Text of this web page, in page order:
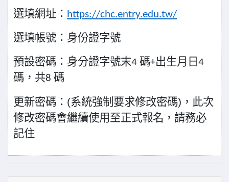
選填網址： https://chc.entry.edu.tw/
選填帳號：身份證字號
預設密碼：身分證字號末4 碼+出生月日 4
碼，共8 碼
更新密碼： (系統強制要求修改密碼) ，此次
修改密碼會繼續使用至正式報名，請務必
記住